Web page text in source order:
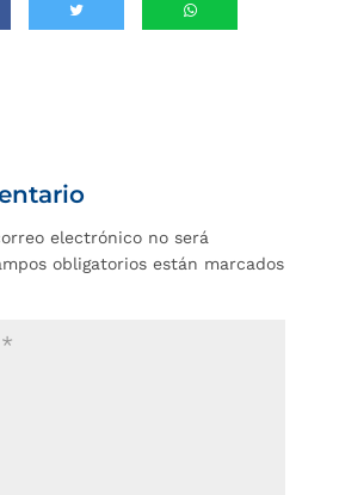
electrónico no será
obligatorios están marcados